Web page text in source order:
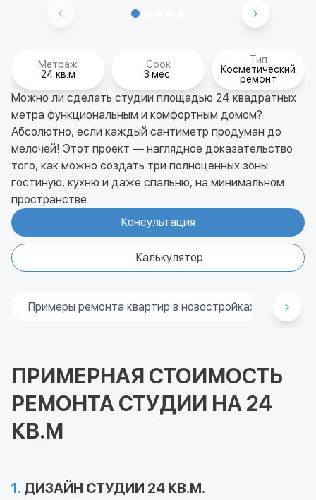
Метраж
24 кв.м
Срок
3 мес.
Тип
Косметический
ремонт
Можно ли сделать студии площадью 24 квадратных
метра функциональным и комфортным домом?
Абсолютно, если каждый сантиметр продуман до
мелочей! Этот проект — наглядное доказательство
того, как можно создать три полноценных зоны:
гостиную, кухню и даже спальню, на минимальном
пространстве.
Консультация
Калькулятор
Примеры ремонта квартир в новостройках
ПРИМЕРНАЯ СТОИМОСТЬ
РЕМОНТА СТУДИИ НА 24
КВ.М
1. ДИЗАЙН СТУДИИ 24 КВ.М.